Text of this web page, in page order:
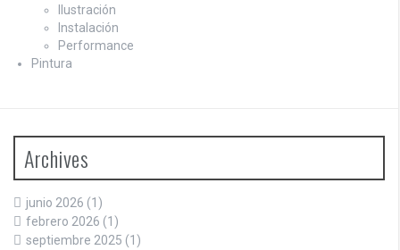
Ilustración
Instalación
Performance
Pintura
Archives
junio 2026 (1)
febrero 2026 (1)
septiembre 2025 (1)